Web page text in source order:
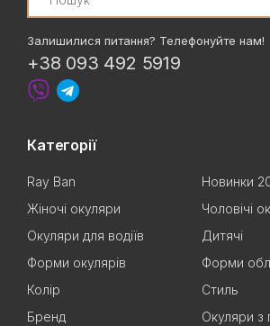
Залишилися питання? Телефонуйте нам!
+38 093 492 5919
Категорії
Ray Ban
Новинки
Жіночі окуляри
Чоловічі
Окуляри для водіїв
Дитячі
Форми окулярів
Форми
Колір
Стиль
Бренд
Окуляри з